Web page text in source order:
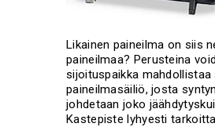
Likainen paineilma on siis
paineilmaa? Perusteina
sijoituspaikka
paineilmasäiliö, josta
johdetaan joko
Kastepiste lyhyesti